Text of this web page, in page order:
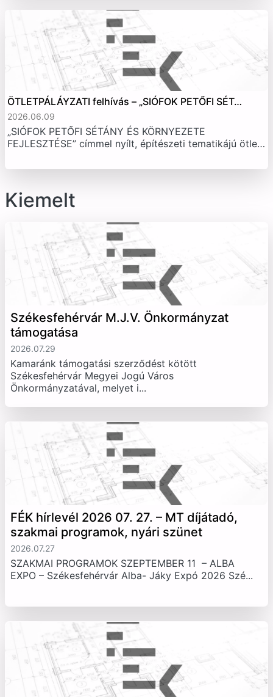
ÖTLETPÁLÁYZATI felhívás – „SIÓFOK PETŐFI SÉT…
2026.06.09
„SIÓFOK PETŐFI SÉTÁNY ÉS KÖRNYEZETE
FEJLESZTÉSE” címmel nyílt, építészeti tematikájú ötle…
Kiemelt
Székesfehérvár M.J.V. Önkormányzat
támogatása
2026.07.29
Kamaránk támogatási szerződést kötött
Székesfehérvár Megyei Jogú Város
Önkormányzatával, melyet i...
FÉK hírlevél 2026 07. 27. – MT díjátadó,
szakmai programok, nyári szünet
2026.07.27
SZAKMAI PROGRAMOK SZEPTEMBER 11 – ALBA
EXPO – Székesfehérvár Alba- Jáky Expó 2026 Szé...